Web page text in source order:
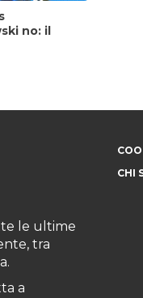
no: il
le ultime
tra
a
CHI